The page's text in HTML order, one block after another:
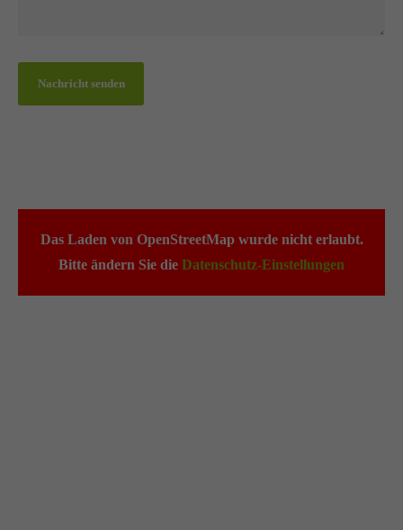
Nachricht senden
Das Laden von OpenStreetMap wurde nicht erlaubt.
Bitte ändern Sie die Datenschutz-Einstellungen